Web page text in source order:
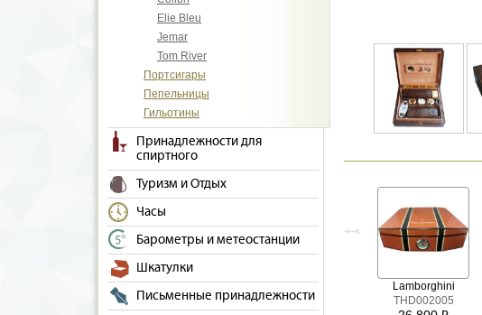
Elie Bleu
Jemar
Tom River
Портсигары
Пепельницы
Гильотины
Принадлежности для
спиртного
Туризм и Отдых
Часы
Барометры и метеостанции
Шкатулки
Письменные принадлежности
Lamborghini
THD002005